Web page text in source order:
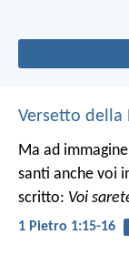
Versetto della
Ma ad
santi anche voi
scritto: Voi
1 Pietro 1:15-16